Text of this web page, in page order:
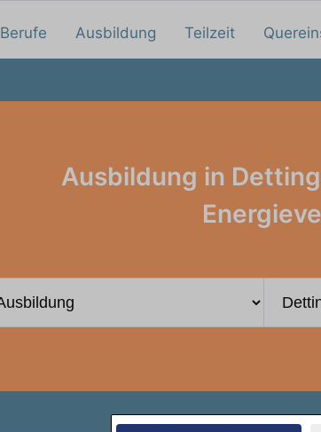
Berufe Ausbildung Teilzeit
Ausbildung in